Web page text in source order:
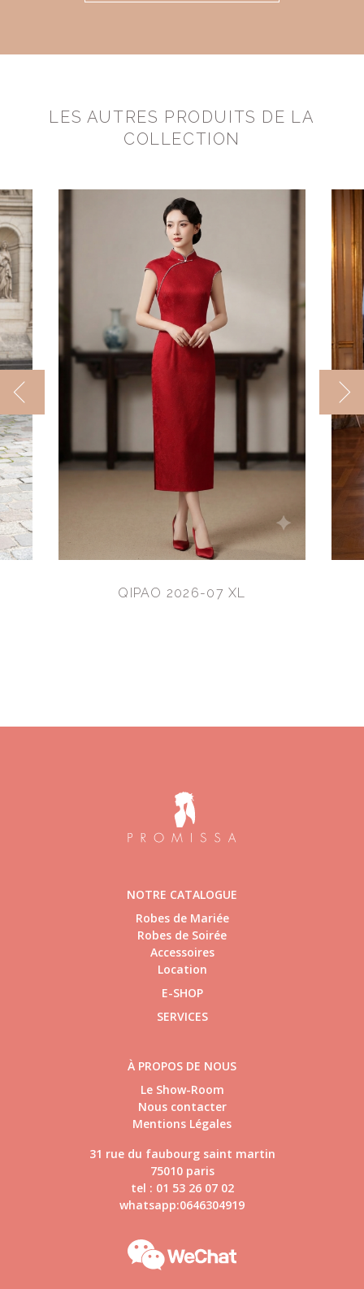
LES AUTRES PRODUITS DE LA
COLLECTION
QIPAO 2026-07 XL
NOTRE CATALOGUE
Robes de Mariée
Robes de Soirée
Accessoires
Location
E-SHOP
SERVICES
À PROPOS DE NOUS
Le Show-Room
Nous contacter
Mentions Légales
31 rue du faubourg saint martin
75010 paris
tel : 01 53 26 07 02
whatsapp:0646304919